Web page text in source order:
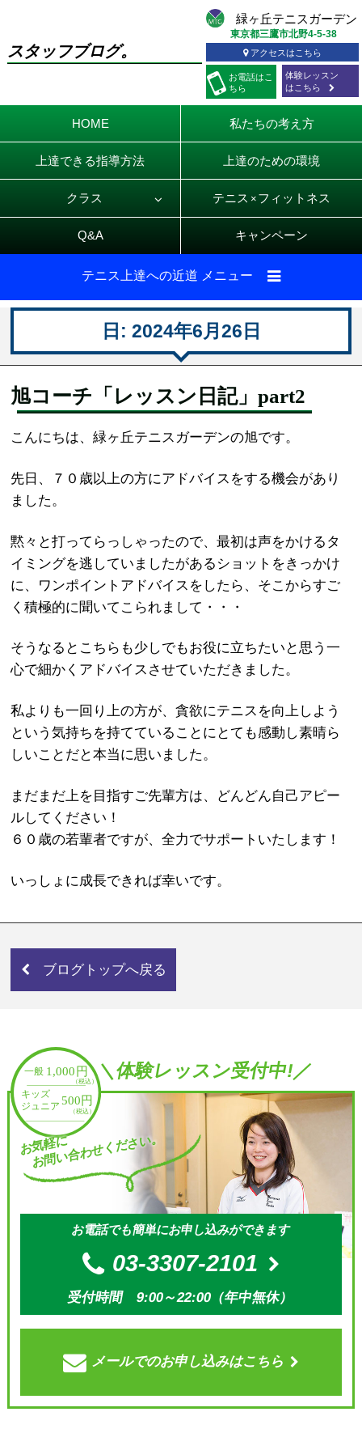
スタッフブログ。
お電話はこ
ちら
東京都三鷹市北野4-5-38
アクセスはこちら
体験レッスン
はこちら
HOME 私たちの考え方
上達できる指導方法 上達のための環境
クラス テニス × フィットネス
Q&A キャンペーン
テニス上達への近道 メニュー
日: 2024年6月26日
旭コーチ「レッスン日記」part2
こんにちは、緑ヶ丘テニスガーデンの旭です。
先日、７０歳以上の方にアドバイスをする機会があり
ました。
黙々と打ってらっしゃったので、最初は声をかけるタ
イミングを逃していましたがあるショットをきっかけ
に、ワンポイントアドバイスをしたら、そこからすご
く積極的に聞いてこられまして・・・
そうなるとこちらも少しでもお役に立ちたいと思う一
心で細かくアドバイスさせていただきました。
私よりも一回り上の方が、貪欲にテニスを向上しよう
という気持ちを持てていることにとても感動し素晴ら
しいことだと本当に思いました。
まだまだ上を目指すご先輩方は、どんどん自己アピー
ルしてください！
６０歳の若輩者ですが、全力でサポートいたします！
いっしょに成長できれば幸いです。
ブログトップへ戻る
＼体験レッスン受付中!／
お気軽に
お問い合わせください。
お電話でも簡単にお申し込みができます
03-3307-2101
受付時間 9:00～22:00（年中無休）
メールでのお申し込みはこちら